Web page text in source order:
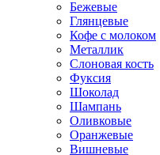
Бежевые
Глянцевые
Кофе с молоком
Металлик
Слоновая кость
Фуксия
Шоколад
Шампань
Оливковые
Оранжевые
Вишневые